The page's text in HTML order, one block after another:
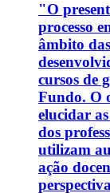
"O
processo
âmbito
cursos de
Fundo. O
elucidar
dos
utilizam
ação